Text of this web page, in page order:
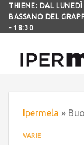
THIENE: DAL
BASSANO DEL
- 18:30
Ipermela »
VARIE